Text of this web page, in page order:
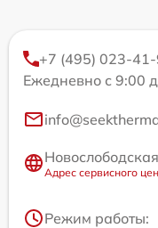
+7 (495) 023-
Ежедневно с 9:00
Адрес сервисного
Режим работы: